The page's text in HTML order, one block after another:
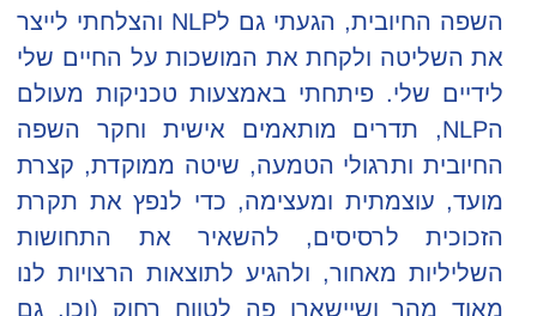
השפה החיובית, הגעתי גם לNLP והצלחתי לייצר
את השליטה ולקחת את המושכות על החיים שלי
לידיים שלי. פיתחתי באמצעות טכניקות מעולם
הNLP, תדרים מותאמים אישית וחקר השפה
החיובית ותרגולי הטמעה, שיטה ממוקדת, קצרת
מועד, עוצמתית ומעצימה, כדי לנפץ את תקרת
הזכוכית לרסיסים, להשאיר את התחושות
השליליות מאחור, ולהגיע לתוצאות הרצויות לנו
מאוד מהר ושיישארו פה לטווח רחוק (וכן, גם